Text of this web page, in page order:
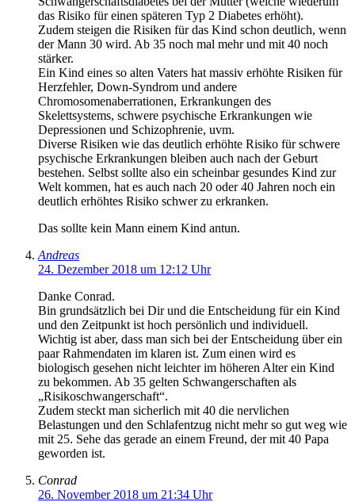
das Risiko für einen späteren Typ 2 Diabetes erhöht).
Zudem steigen die Risiken für das Kind schon deutlich, wenn
der Mann 30 wird. Ab 35 noch mal mehr und mit 40 noch
stärker.
Ein Kind eines so alten Vaters hat massiv erhöhte Risiken für
Herzfehler, Down-Syndrom und andere
Chromosomenaberrationen, Erkrankungen des
Skelettsystems, schwere psychische Erkrankungen wie
Depressionen und Schizophrenie, uvm.
Diverse Risiken wie das deutlich erhöhte Risiko für schwere
psychische Erkrankungen bleiben auch nach der Geburt
bestehen. Selbst sollte also ein scheinbar gesundes Kind zur
Welt kommen, hat es auch nach 20 oder 40 Jahren noch ein
deutlich erhöhtes Risiko schwer zu erkranken.
Das sollte kein Mann einem Kind antun.
Andreas
24. Dezember 2018 um 12:12 Uhr
Danke Conrad.
Bin grundsätzlich bei Dir und die Entscheidung für ein Kind
und den Zeitpunkt ist hoch persönlich und individuell.
Wichtig ist aber, dass man sich bei der Entscheidung über ein
paar Rahmendaten im klaren ist. Zum einen wird es
biologisch gesehen nicht leichter im höheren Alter ein Kind
zu bekommen. Ab 35 gelten Schwangerschaften als
„Risikoschwangerschaft“.
Zudem steckt man sicherlich mit 40 die nervlichen
Belastungen und den Schlafentzug nicht mehr so gut weg wie
mit 25. Sehe das gerade an einem Freund, der mit 40 Papa
geworden ist.
Conrad
26. November 2018 um 21:34 Uhr